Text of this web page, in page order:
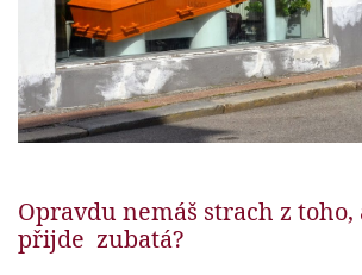
Opravdu nemáš strach z toho,
přijde zubatá?